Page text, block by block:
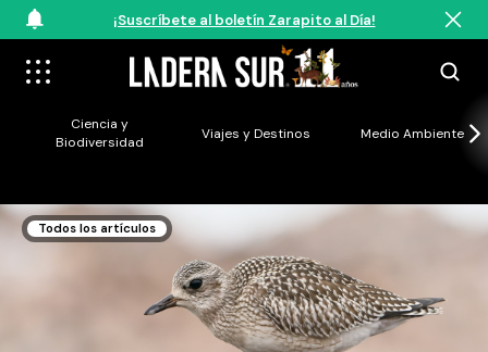
¡Suscríbete al boletín Zarapito al Día!
Ciencia y
Biodiversidad
Viajes y Destinos Medio Ambiente
Todos los artículos